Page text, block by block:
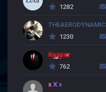
1282
THEAERODYNAMIC
1230
Kasper
762
x X x